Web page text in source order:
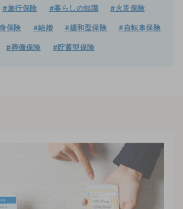
#旅行保険 #暮らしの知識 #火災保険
保険 #結婚 #緩和型保険 #自転車保険
#葬儀保険 #貯蓄型保険